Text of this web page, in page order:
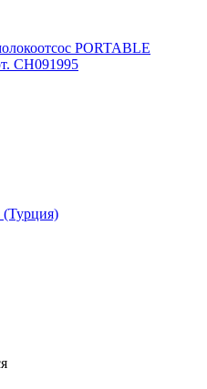
PORTABLE
CH091995
(Турция)